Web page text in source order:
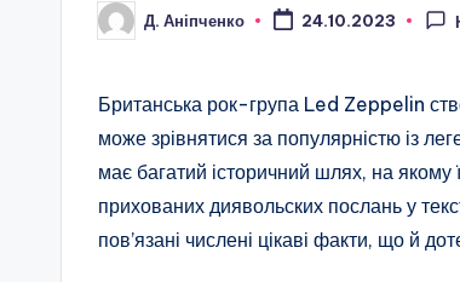
Опубліковано
Д. Аніпченко 24.10.2023
Британська рок-група Led Zeppelin
може зрівнятися за популярністю із
має багатий історичний шлях, на якому
прихованих диявольских послань у
пов’язані числені цікаві факти, що й